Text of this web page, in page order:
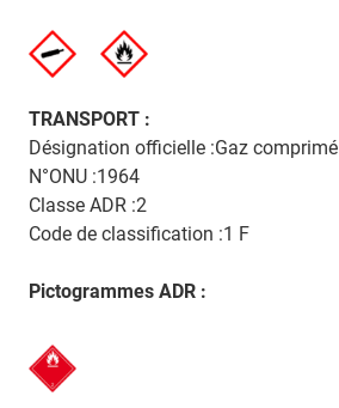
TRANSPORT :
Désignation officielle :Gaz comprimé
N°ONU :1964
Classe ADR :2
Code de classification :1 F
Pictogrammes ADR :